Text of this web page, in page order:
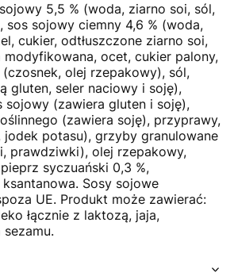
5,5 % (woda, ziarno soi, sól,
sojowy ciemny 4,6 % (woda,
cukier, odtłuszczone ziarno soi,
modyfikowana, ocet, cukier palony,
olej rzepakowy), sól,
gluten, seler naciowy i soję),
sojowy (zawiera gluten i soję),
(zawiera soję), przyprawy,
jodek potasu), grzyby granulowane
prawdziwki), olej rzepakowy,
syczuański 0,3 %,
Sosy sojowe
UE. Produkt może zawierać:
łącznie z laktozą, jaja,